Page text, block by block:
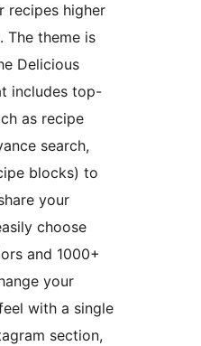
recipes higher
The theme is
Delicious
includes top-
as recipe
search,
blocks) to
your
choose
and 1000+
your
with a single
section,